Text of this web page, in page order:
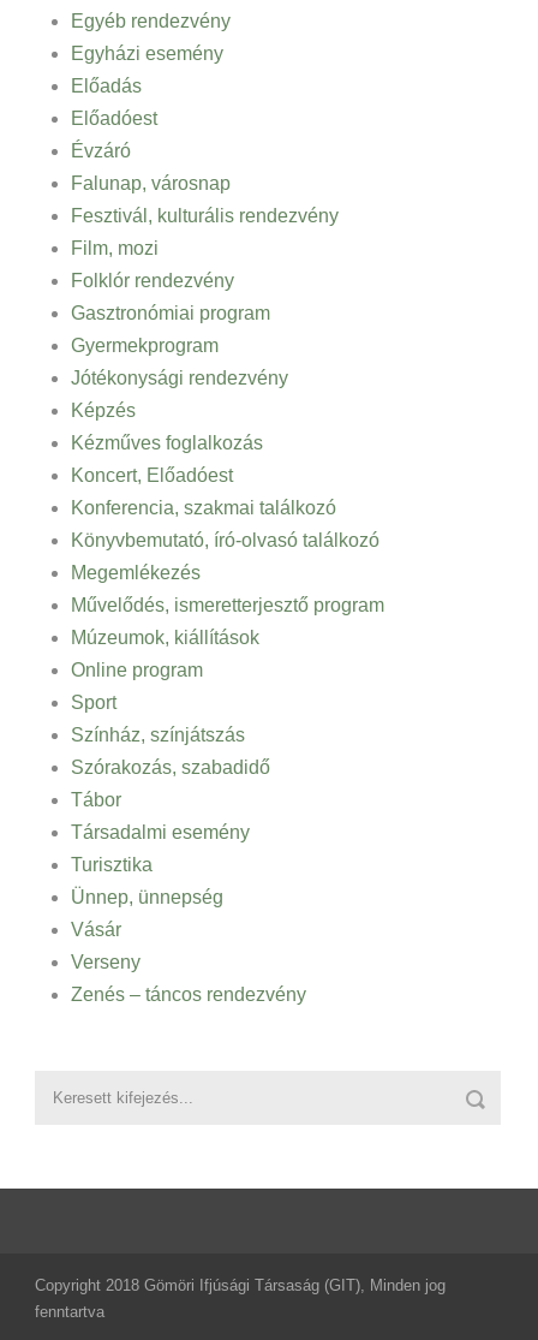
Egyéb rendezvény
Egyházi esemény
Előadás
Előadóest
Évzáró
Falunap, városnap
Fesztivál, kulturális rendezvény
Film, mozi
Folklór rendezvény
Gasztronómiai program
Gyermekprogram
Jótékonysági rendezvény
Képzés
Kézműves foglalkozás
Koncert, Előadóest
Konferencia, szakmai találkozó
Könyvbemutató, író-olvasó találkozó
Megemlékezés
Művelődés, ismeretterjesztő program
Múzeumok, kiállítások
Online program
Sport
Színház, színjátszás
Szórakozás, szabadidő
Tábor
Társadalmi esemény
Turisztika
Ünnep, ünnepség
Vásár
Verseny
Zenés – táncos rendezvény
Copyright 2018 Gömöri Ifjúsági Társaság (GIT), Minden jog
fenntartva